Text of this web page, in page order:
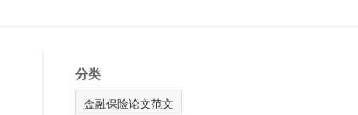
分类
金融保险论文范文